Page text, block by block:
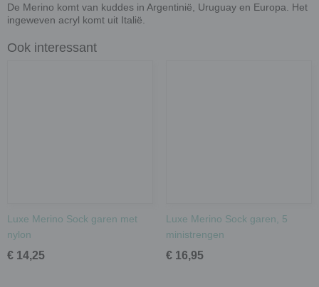
De Merino komt van kuddes in Argentinië, Uruguay en Europa. Het
ingeweven acryl komt uit Italië.
Ook interessant
Luxe Merino Sock garen met
nylon
€ 14,25
Luxe Merino Sock garen, 5
ministrengen
€ 16,95